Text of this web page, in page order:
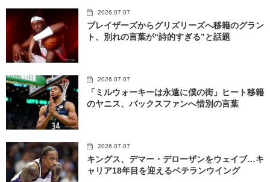
2026.07.07
ブレイザーズからグリズリーズへ移籍のグラン
ト、別れの言葉が“詩的すぎる”と話題
2026.07.07
「ミルウォーキーは永遠に僕の街」ヒート移籍
のヤニス、バックスファンへ惜別の言葉
2026.07.07
キングス、デマー・デローザンをウェイブ…キ
ャリア18年目を迎えるベテランウイング